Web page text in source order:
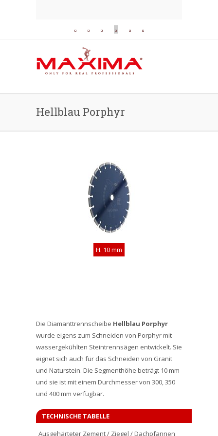
Hellblau Porphyr
H. 10 mm
Die Diamanttrennscheibe Hellblau Porphyr
wurde eigens zum Schneiden von Porphyr mit
wassergekühlten Steintrennsägen entwickelt. Sie
eignet sich auch für das Schneiden von Granit
und Naturstein. Die Segmenthöhe beträgt 10 mm
und sie ist mit einem Durchmesser von 300, 350
und 400 mm verfügbar.
TECHNISCHE TABELLE
Ausgehärteter Zement / Ziegel / Dachpfannen